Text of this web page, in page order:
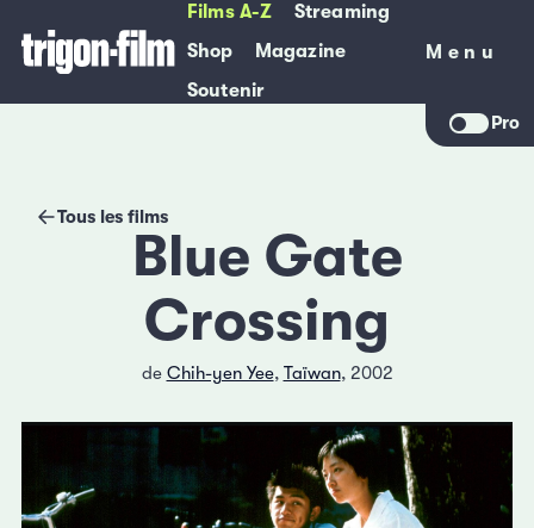
Films A-Z
Streaming
Shop
Magazine
Soutenir
Menu
Menu
Pro
Tous les films
Blue Gate
Crossing
de Chih-yen Yee, Taïwan, 2002